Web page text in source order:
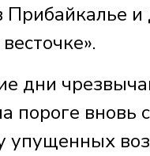
дни
пороге
упущенных